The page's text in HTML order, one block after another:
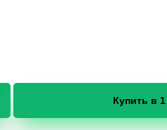
Купить в